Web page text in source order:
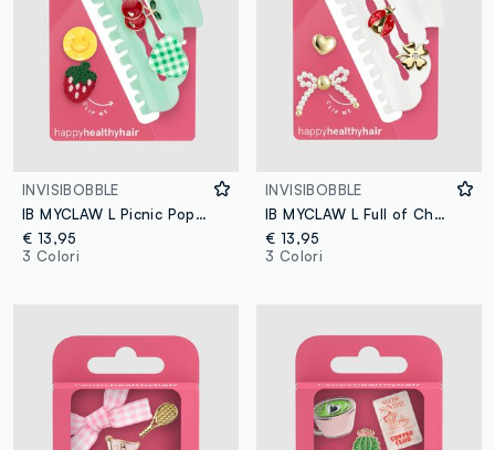
INVISIBOBBLE
IB MYCLAW L Picnic Pop 6 pezzi
€ 13,95
3 Colori
INVISIBOBBLE
IB MYCLAW L Full of Charms 6 pezzi
€ 13,95
3 Colori